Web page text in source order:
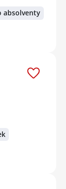
absolventy